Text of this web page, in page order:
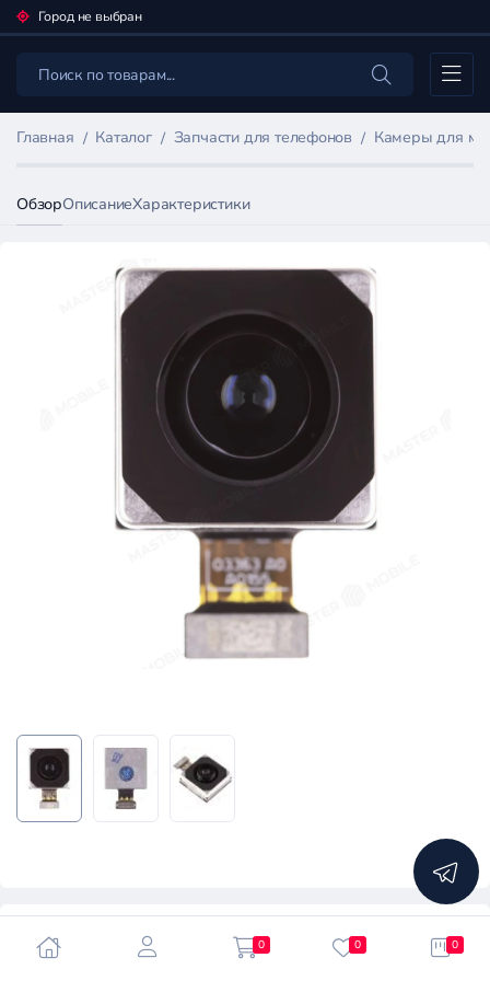
Город не выбран
Каталог
Главная Каталог Запчасти для телефонов Камеры для
ОбзорОписаниеХарактеристики
5.0
0 0 0